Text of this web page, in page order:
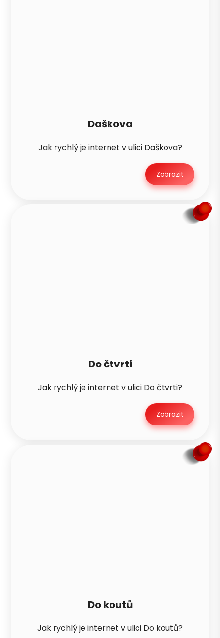
Daškova
Jak rychlý je internet v ulici Daškova?
Zobrazit
Do čtvrti
Jak rychlý je internet v ulici Do čtvrti?
Zobrazit
Do koutů
Jak rychlý je internet v ulici Do koutů?